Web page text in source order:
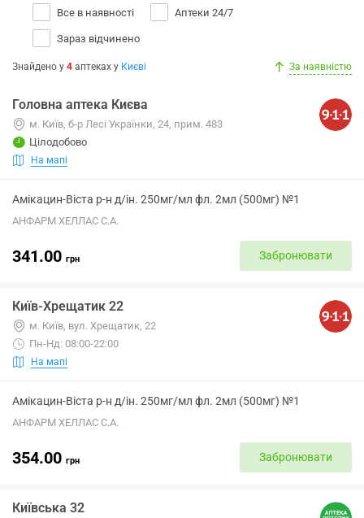
Все в наявності Аптеки 24/7
Зараз відчинено
Знайдено у 4 аптеках у Києві За наявністю
Головна аптека Києва
м. Київ, б-р Лесі Українки, 24, прим. 483
Цілодобово
На мапі
Амікацин-Віста р-н д/ін. 250мг/мл фл. 2мл (500мг) №1
АНФАРМ ХЕЛЛАС С.А.
341.00 грн Забронювати
Київ-Хрещатик 22
м. Київ, вул. Хрещатик, 22
Пн-Нд: 08:00-22:00
На мапі
Амікацин-Віста р-н д/ін. 250мг/мл фл. 2мл (500мг) №1
АНФАРМ ХЕЛЛАС С.А.
354.00 грн Забронювати
Київська 32